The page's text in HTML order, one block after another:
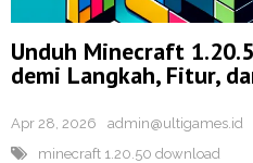
Unduh Minecraft
demi Langkah, Fitur,
Apr 28, 2026 admin@ultigames.id
minecraft 1.20.50 download